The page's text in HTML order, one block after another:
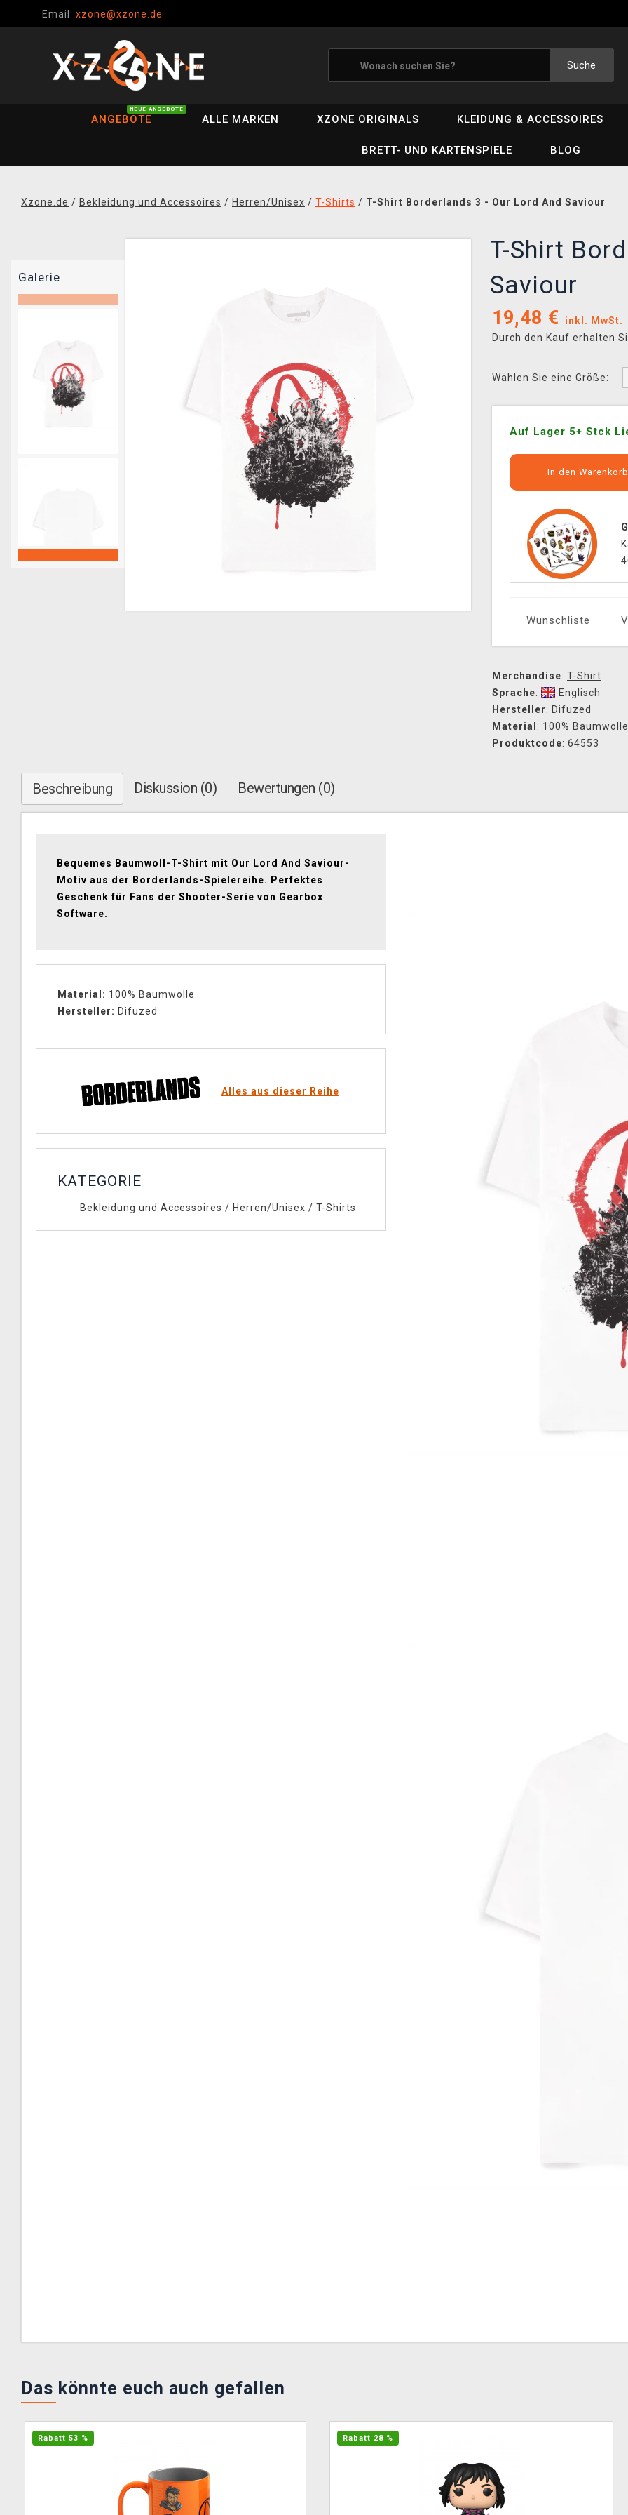
Email: xzone@xzone.de
Suche
ANGEBOTE
NEUE ANGEBOTE
ALLE MARKEN XZONE ORIGINALS KLEIDUNG & ACCESSOIRES
BRETT- UND KARTENSPIELE BLOG
Xzone.de / Bekleidung und Accessoires / Herren/Unisex / T-Shirts / T-Shirt Borderlands 3 - Our Lord And Saviour
Galerie
T-Shirt
Saviour
19,48 €
inkl. MwSt.
Durch den Kauf erhalten
Wählen Sie eine Größe:
Auf Lager 5+ Stck
In den Warenkorb
Wunschliste
Merchandise: T-Shirt
Sprache:
Englisch
Hersteller: Difuzed
Material : 100% Baumwolle
Produktcode: 64553
Beschreibung Diskussion (0) Bewertungen (0)
Bequemes Baumwoll-T-Shirt mit Our Lord And Saviour-
Motiv aus der Borderlands-Spielereihe. Perfektes
Geschenk für Fans der Shooter-Serie von Gearbox
Software.
Material: 100% Baumwolle
Hersteller: Difuzed
Alles aus dieser Reihe
KATEGORIE
Bekleidung und Accessoires / Herren/Unisex / T-Shirts
Das könnte euch auch gefallen
Rabatt 53 % Rabatt 28 %